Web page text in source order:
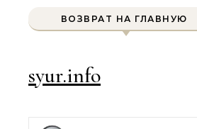
ВОЗВРАТ НА ГЛАВНУЮ
syur.info